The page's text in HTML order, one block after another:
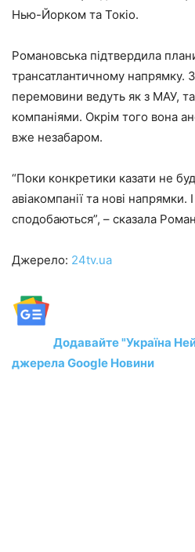
Нью-Йорком та Токіо.
Романовська підтвердила
трансатлантичному напрямку.
перемовини ведуть як з МАУ,
компаніями. Окрім того вона
вже незабаром.
“Поки конкретики казати не
авіакомпанії та нові напрямки.
сподобаються”, – сказала
Джерело: 24tv.ua
Додавайте "Україна
джерела Google Новини